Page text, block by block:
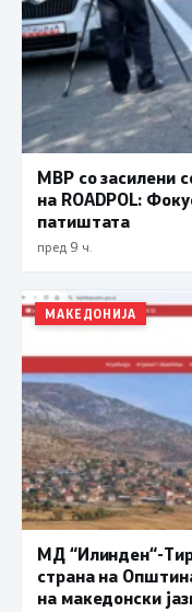
МВР со засилени
на ROADPOL:
патиштата
пред 9 ч.
МАКЕДОНИЈА
МД “Илинден“-
страна на
на македонски